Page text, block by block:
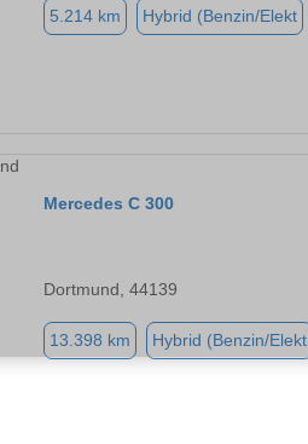
5.214 km Hybrid (Benzin/Elekt
Mercedes C 300
Dortmund, 44139
13.398 km Hybrid (Benzin/Elekt